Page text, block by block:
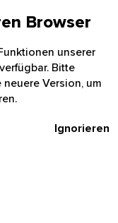
Browser
unserer
Bitte
Version, um
Ignorieren